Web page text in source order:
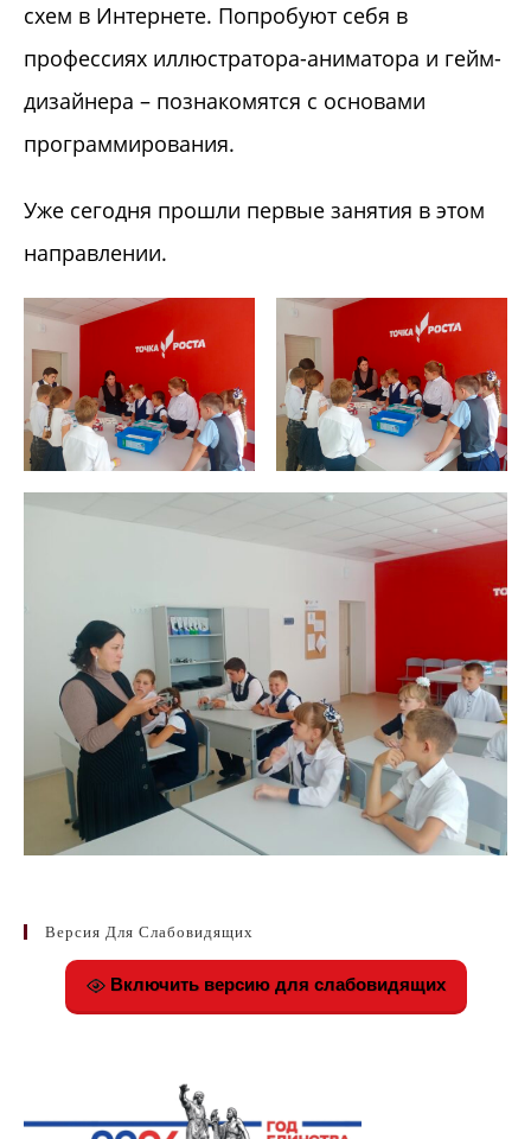
схем в Интернете. Попробуют себя в
профессиях иллюстратора-аниматора и гейм-
дизайнера – познакомятся с основами
программирования.
Уже сегодня прошли первые занятия в этом
направлении.
Версия Для Слабовидящих
Включить версию для слабовидящих